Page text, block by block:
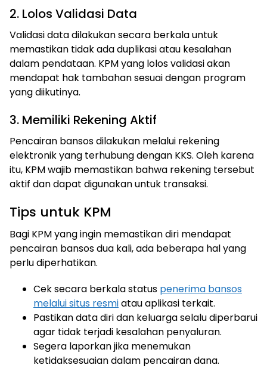
2. Lolos Validasi Data
Validasi data dilakukan secara berkala untuk
memastikan tidak ada duplikasi atau kesalahan
dalam pendataan. KPM yang lolos validasi akan
mendapat hak tambahan sesuai dengan program
yang diikutinya.
3. Memiliki Rekening Aktif
Pencairan bansos dilakukan melalui rekening
elektronik yang terhubung dengan KKS. Oleh karena
itu, KPM wajib memastikan bahwa rekening tersebut
aktif dan dapat digunakan untuk transaksi.
Tips untuk KPM
Bagi KPM yang ingin memastikan diri mendapat
pencairan bansos dua kali, ada beberapa hal yang
perlu diperhatikan.
Cek secara berkala status penerima bansos
melalui situs resmiatau aplikasi terkait.
Pastikan data diri dan keluarga selalu diperbarui
agar tidak terjadi kesalahan penyaluran.
Segera laporkan jika menemukan
ketidaksesuaian dalam pencairan dana.